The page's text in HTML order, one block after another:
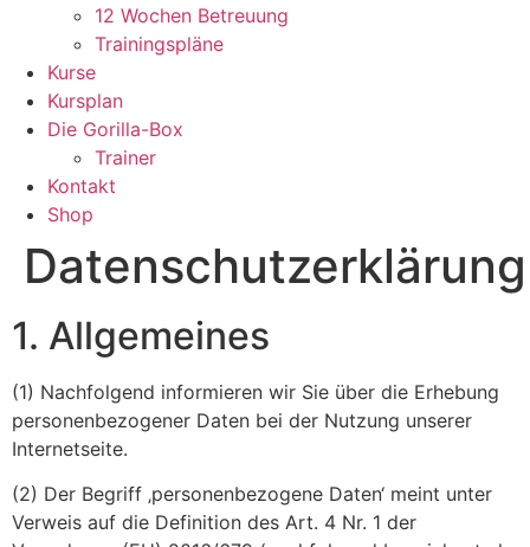
12 Wochen Betreuung
Trainingspläne
Kurse
Kursplan
Die Gorilla-Box
Trainer
Kontakt
Shop
Datenschutzerklärung
1. Allgemeines
(1) Nachfolgend informieren wir Sie über die Erhebung
personenbezogener Daten bei der Nutzung unserer
Internetseite.
(2) Der Begriff ‚personenbezogene Daten‘ meint unter
Verweis auf die Definition des Art. 4 Nr. 1 der